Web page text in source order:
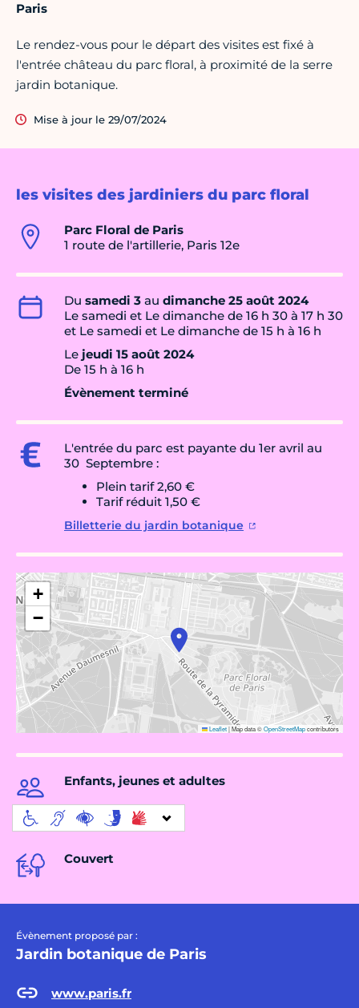
les visites des jardiniers du parc floral
Parc Floral de Paris
1 route de l'artillerie, Paris 12e
Du samedi 3 au dimanche 25 août 2024
Le samedi et Le dimanche de 16 h 30 à 17 h 30
et Le samedi et Le dimanche de 15 h à 16 h
Le jeudi 15 août 2024
De 15 h à 16 h
Évènement terminé
L'entrée du parc est payante du 1er avril au
30 Septembre :
Plein tarif 2,60 €
Tarif réduit 1,50 €
Billetterie du jardin botanique
+
−
Leaflet|Map data ©OpenStreetMapcontributors
Enfants, jeunes et adultes
Couvert
Évènement proposé par :
Jardin botanique de Paris
www.paris.fr
Paris
Le rendez-vous pour le départ des visites est fixé à
l'entrée château du parc floral, à proximité de la serre
jardin botanique.
Mise à jour le 29/07/2024